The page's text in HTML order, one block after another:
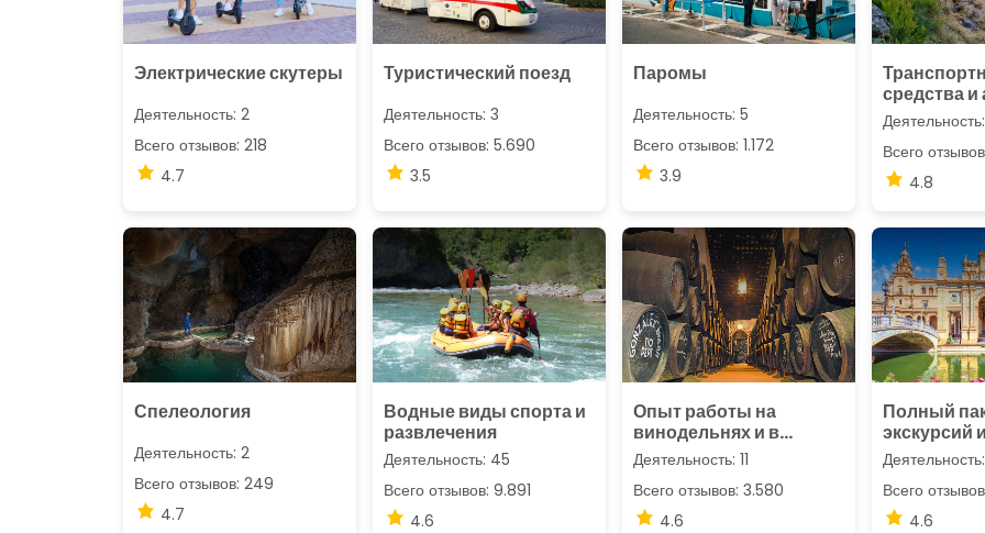
Электрические скутеры
Деятельность: 2
Всего отзывов: 218
4.7
Туристический поезд
Деятельность: 3
Всего отзывов: 5.690
3.5
Паромы
Деятельность: 5
Всего отзывов: 1.172
3.9
средства и
Всего
4.8
Спелеология
Деятельность: 2
Всего отзывов: 249
4.7
Водные виды спорта и
развлечения
Деятельность: 45
Всего отзывов: 9.891
4.6
Опыт работы на
винодельнях и в
винном туризме
Деятельность: 11
Всего отзывов: 3.580
4.6
Полный
экскурсий
Всего
4.6